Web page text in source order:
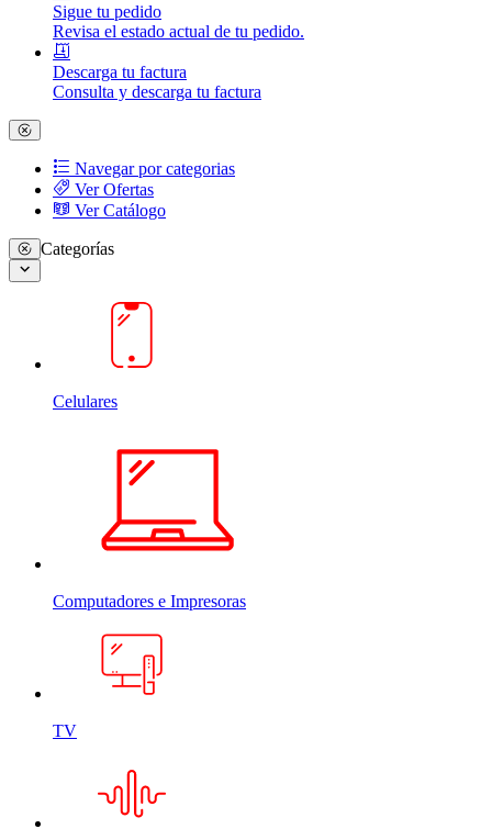
Sigue tu pedido
Revisa el estado actual de tu pedido.
Descarga tu factura
Consulta y descarga tu factura
Navegar por categorias
Ver Ofertas
Ver Catálogo
Categorías
Celulares
Computadores e Impresoras
TV